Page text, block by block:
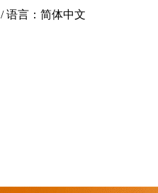
/ 语言：简体中文